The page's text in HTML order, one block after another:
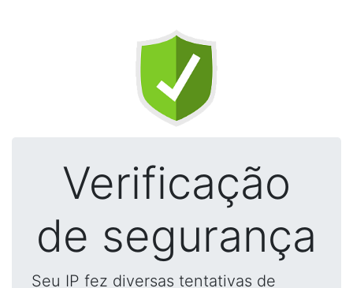
Verificação
de segurança
Seu IP fez diversas tentativas de